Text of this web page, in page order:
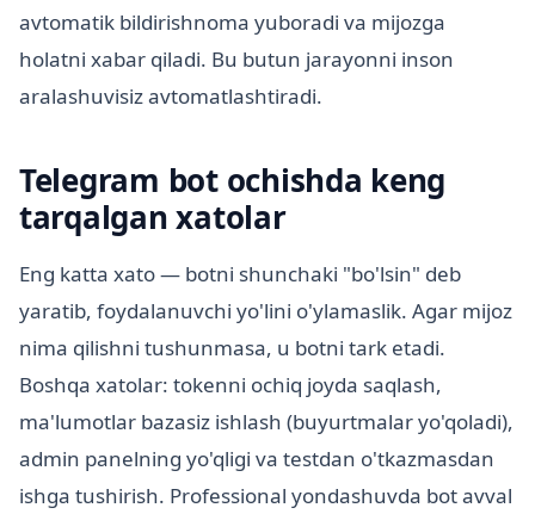
avtomatik bildirishnoma yuboradi va mijozga
holatni xabar qiladi. Bu butun jarayonni inson
aralashuvisiz avtomatlashtiradi.
Telegram bot ochishda keng
tarqalgan xatolar
Eng katta xato — botni shunchaki "bo'lsin" deb
yaratib, foydalanuvchi yo'lini o'ylamaslik. Agar mijoz
nima qilishni tushunmasa, u botni tark etadi.
Boshqa xatolar: tokenni ochiq joyda saqlash,
ma'lumotlar bazasiz ishlash (buyurtmalar yo'qoladi),
admin panelning yo'qligi va testdan o'tkazmasdan
ishga tushirish. Professional yondashuvda bot avval